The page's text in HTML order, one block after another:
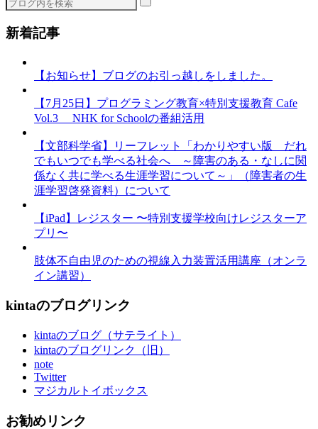
新着記事
【お知らせ】ブログのお引っ越しをしました。
【7月25日】プログラミング教育×特別支援教育 Cafe
Vol.3 NHK for Schoolの番組活用
【文部科学省】リーフレット「わかりやすい版 だれ
でもいつでも学べる社会へ ～障害のある・なしに関
係なく共に学べる生涯学習について～」（障害者の生
涯学習啓発資料）について
【iPad】レジスター 〜特別支援学校向けレジスターア
プリ〜
肢体不自由児のための視線入力装置活用講座（オンラ
イン講習）
kintaのブログリンク
kintaのブログ（サテライト）
kintaのブログリンク（旧）
note
Twitter
マジカルトイボックス
お勧めリンク